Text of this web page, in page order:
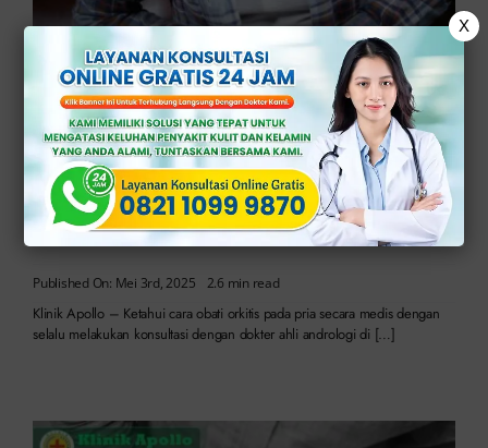
Nyeri di Testis? Begini Cara Obati Orkitis Secara
Medis
Published On: Mei 3rd, 2025 2.6 min read
Klinik Apollo – Ketahui cara obati orkitis pada pria secara medis dengan
selalu melakukan konsultasi dengan dokter ahli andrologi di […]
X